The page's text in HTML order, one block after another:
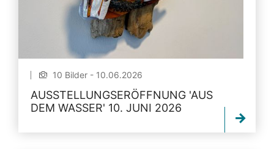
10 Bilder - 10.06.2026
AUSSTELLUNGSERÖFFNUNG 'AUS
DEM WASSER' 10. JUNI 2026